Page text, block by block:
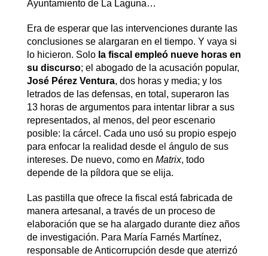
Ayuntamiento de La Laguna…
Era de esperar que las intervenciones durante las
conclusiones se alargaran en el tiempo. Y vaya si
lo hicieron. Solo la fiscal empleó nueve horas en
su discurso; el abogado de la acusación popular,
José Pérez Ventura, dos horas y media; y los
letrados de las defensas, en total, superaron las
13 horas de argumentos para intentar librar a sus
representados, al menos, del peor escenario
posible: la cárcel. Cada uno usó su propio espejo
para enfocar la realidad desde el ángulo de sus
intereses. De nuevo, como en Matrix, todo
depende de la píldora que se elija.
Las pastilla que ofrece la fiscal está fabricada de
manera artesanal, a través de un proceso de
elaboración que se ha alargado durante diez años
de investigación. Para María Farnés Martínez,
responsable de Anticorrupción desde que aterrizó